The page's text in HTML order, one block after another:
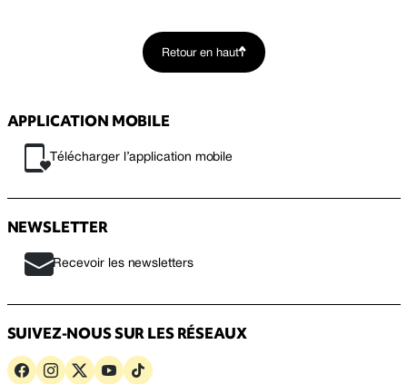
Retour en haut
APPLICATION MOBILE
Télécharger l’application mobile
NEWSLETTER
Recevoir les newsletters
SUIVEZ-NOUS SUR LES RÉSEAUX